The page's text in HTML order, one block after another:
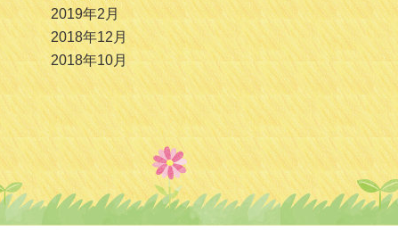
2019年2月
2018年12月
2018年10月